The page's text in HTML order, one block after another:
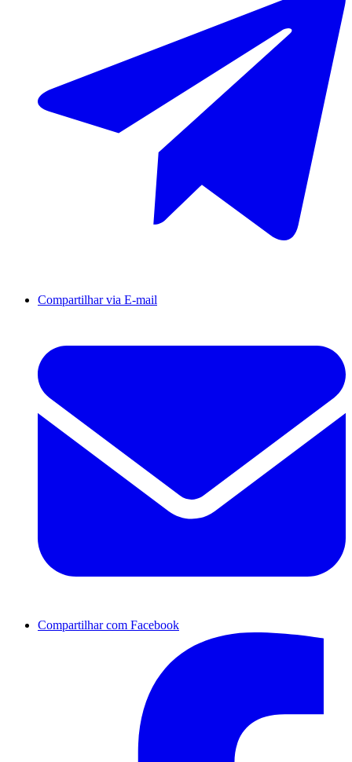
Compartilhar via E-mail
Compartilhar com Facebook